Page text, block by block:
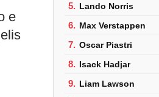
e
5. Lando Norris
6. Max Verstappen
7. Oscar Piastri
8. Isack Hadjar
9. Liam Lawson